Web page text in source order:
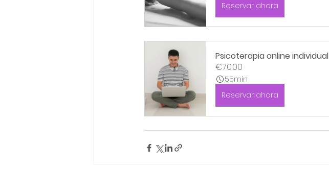
Reservar ahora
Psicoterapia online individual
€70.00
55min
Reservar ahora